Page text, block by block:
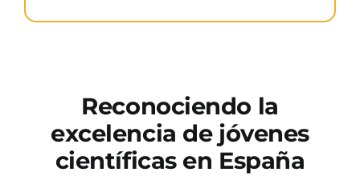
Reconociendo la
excelencia de jóvenes
científicas en España